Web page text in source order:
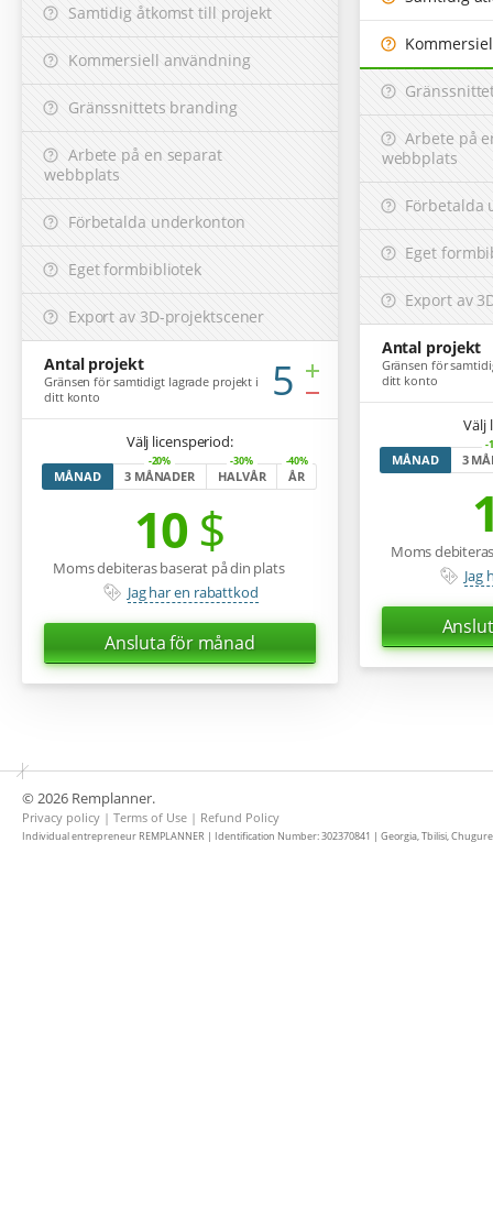
Samtidig åtkomst till projekt
Kommersiell användning
Gränssnittets branding
Arbete på en separat
webbplats
Förbetalda underkonton
Eget formbibliotek
Export av 3D-projektscener
Antal projekt
Gränsen för samtidigt lagrade projekt i
ditt konto
5
Välj licensperiod:
MÅNAD 3 MÅNADER
-20%
HALVÅR
-30%
ÅR
-40%
10$
Moms debiteras baserat på din plats
Jag har en rabattkod
Ansluta för månad
Arbete på
webbplats
Förbetalda
Eget
Export av
Antal projekt
Gränsen för
ditt konto
Välj
MÅNAD 3
-
Moms
Jag
© 2026 Remplanner.
Privacy policy | Terms of Use | Refund Policy
Individual entrepreneur REMPLANNER | Identification Number: 302370841 | Georgia, Tbilisi,